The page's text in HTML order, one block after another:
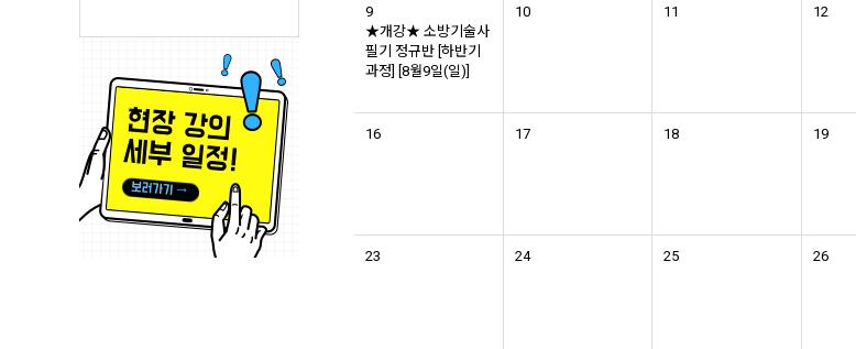
9
★개강★ 소방기술사
필기 정규반 [하반기
과정] [8월9일(일)]
10 11 12
16 17 18 19
23 24 25 26